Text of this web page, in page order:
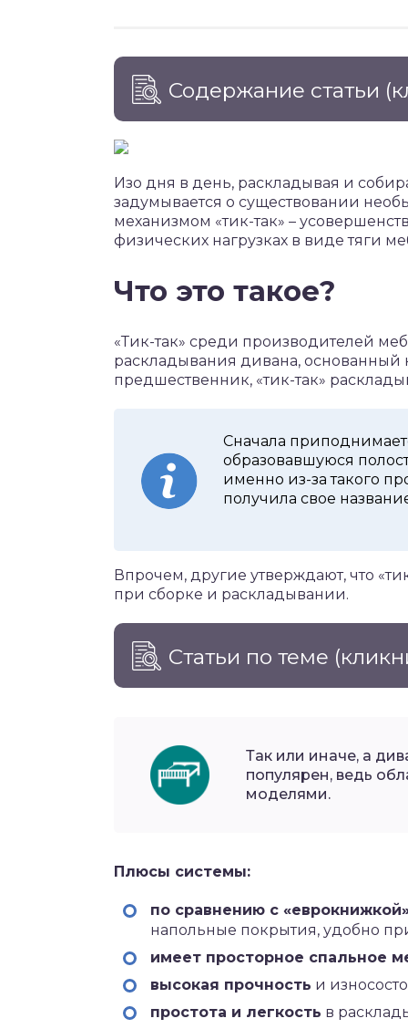
Содержание статьи
Изо дня в день, раскладывая и
задумывается о существовании
механизмом «тик-так» –
физических нагрузках в виде тяги
Что это такое?
«Тик-так» среди производителей
раскладывания дивана, основанный
предшественник, «тик-так»
Сначала
образовавшуюся
именно из-за такого
получила свое
Впрочем, другие утверждают, что
при сборке и раскладывании.
Статьи по теме
Так или иначе, а
популярен, ведь
моделями.
Плюсы системы:
по сравнению с
напольные покрытия, удобно
имеет просторное спальное
высокая прочность и
простота и легкость в